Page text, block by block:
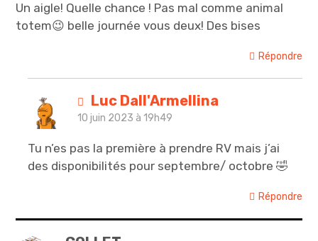
Un aigle! Quelle chance ! Pas mal comme animal
totem😉 belle journée vous deux! Des bises
Répondre
Luc Dall'Armellina
10 juin 2023 à 19h49
Tu n’es pas la première à prendre RV mais j’ai
des disponibilités pour septembre/ octobre 🤣
Répondre